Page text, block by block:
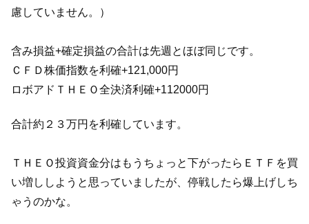
慮していません。）
含み損益+確定損益の合計は先週とほぼ同じです。
ＣＦＤ株価指数を利確+121,000円
ロボアドＴＨＥＯ全決済利確+112000円
合計約２３万円を利確しています。
ＴＨＥＯ投資資金分はもうちょっと下がったらＥＴＦを買
い増ししようと思っていましたが、停戦したら爆上げしち
ゃうのかな。